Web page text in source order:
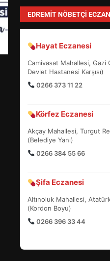
EDREMIT NÖBETÇI
Hayat Eczanesi
Camivasat Mahallesi, Gazi
Devlet Hastanesi Karşısı)
0266 373 11 22
Körfez Eczanesi
Akçay Mahallesi, Turgut
(Belediye Yanı)
0266 384 55 66
Şifa Eczanesi
Altınoluk Mahallesi,
(Kordon Boyu)
0266 396 33 44
4
5
SÜRE
6
7